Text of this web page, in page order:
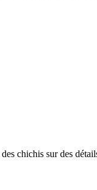
chichis sur des